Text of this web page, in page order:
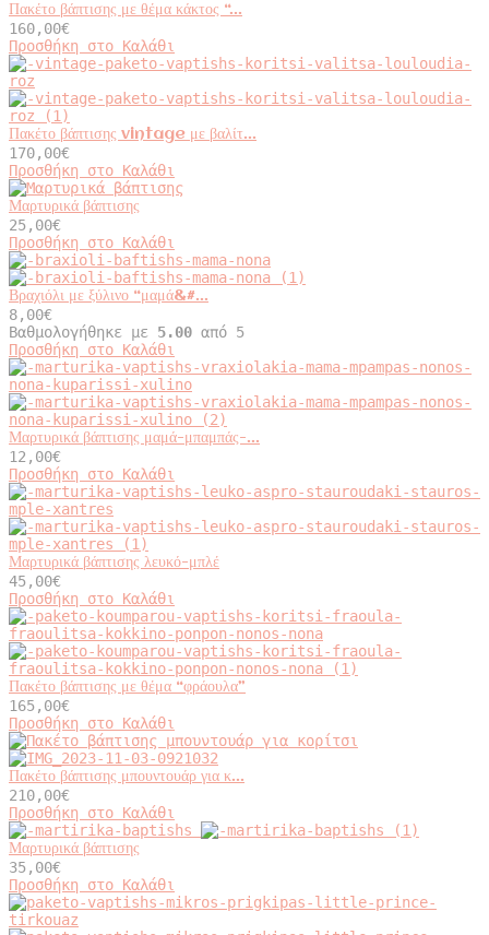
Πακέτο βάπτισης με θέμα κάκτος “...
160,00€
Προσθήκη στο Καλάθι
Πακέτο βάπτισης vintage με βαλίτ...
170,00€
Προσθήκη στο Καλάθι
Μαρτυρικά βάπτισης
25,00€
Προσθήκη στο Καλάθι
Βραχιόλι με ξύλινο “μαμά&#...
8,00€
Βαθμολογήθηκε με 5.00 από 5
Προσθήκη στο Καλάθι
το
προϊόν
έχει
πολλαπλές
παραλλαγές.
μπορούν
επιλεγούν
σελίδα
του
Μαρτυρικά βάπτισης μαμά-μπαμπάς-...
12,00€
Προσθήκη στο Καλάθι
Μαρτυρικά βάπτισης λευκό-μπλέ
45,00€
Προσθήκη στο Καλάθι
Πακέτο βάπτισης με θέμα “φράουλα”
165,00€
Προσθήκη στο Καλάθι
Πακέτο βάπτισης μπουντουάρ για κ...
210,00€
Προσθήκη στο Καλάθι
Μαρτυρικά βάπτισης
35,00€
Προσθήκη στο Καλάθι